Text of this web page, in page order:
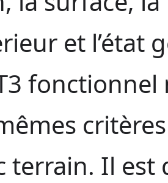
et l’état
fonctionnel
terrain. Il est